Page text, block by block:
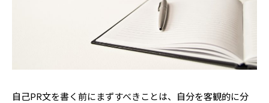
自己PR文を書く前にまずすべきことは、自分を客観的に分